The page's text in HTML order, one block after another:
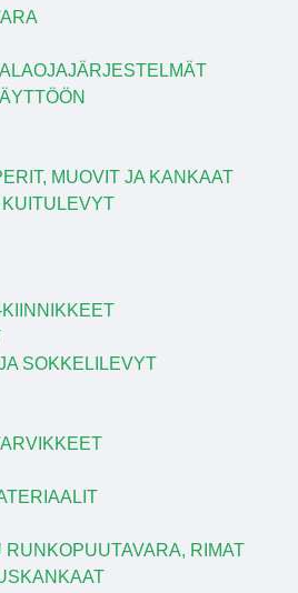
MUOVIT JA KANKAAT
SOKKELILEVYT
RUNKOPUUTAVARA, RIMAT